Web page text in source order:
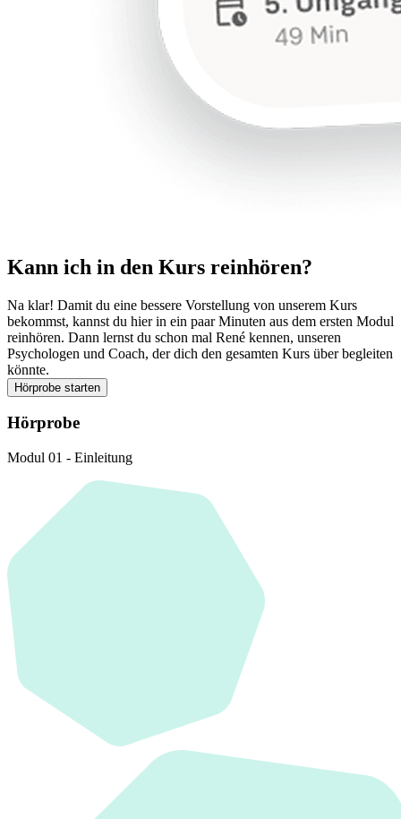
Kann ich in den Kurs reinhören?
Na klar! Damit du eine bessere Vorstellung von unserem Kurs
bekommst, kannst du hier in ein paar Minuten aus dem ersten Modul
reinhören. Dann lernst du schon mal René kennen, unseren
Psychologen und Coach, der dich den gesamten Kurs über begleiten
könnte.
Hörprobe starten
Hörprobe
Modul 01 - Einleitung